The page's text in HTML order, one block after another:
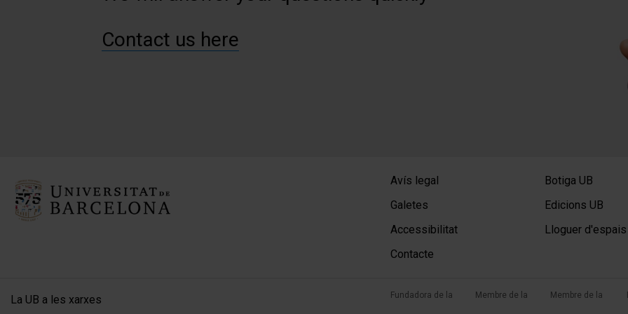
Contact us here
Avís legal
Galetes
Accessibilitat
Contacte
Botiga UB
Edicions UB
Lloguer d'espais
La UB a les xarxes Fundadora de la Membre de la Membre de la